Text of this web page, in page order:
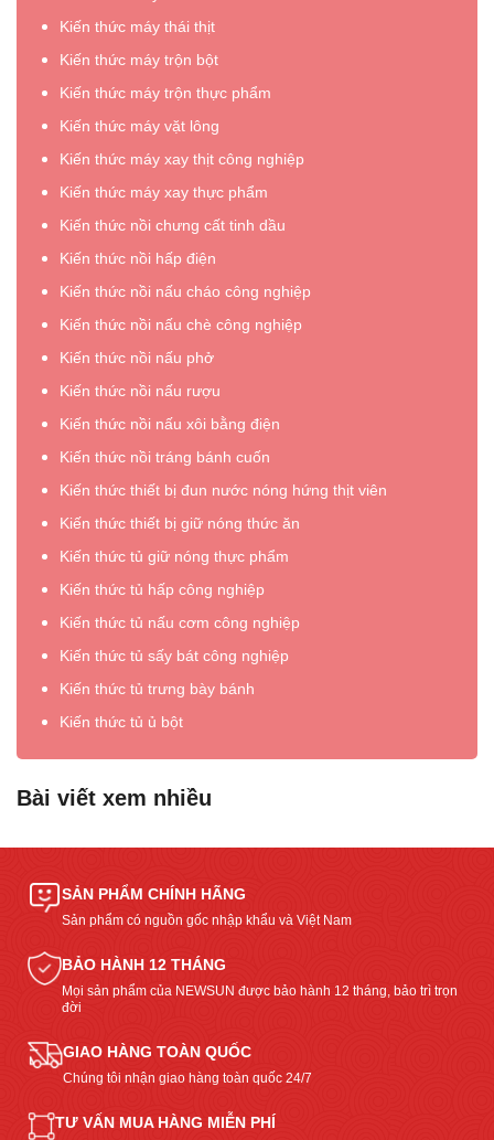
Kiến thức máy thái thịt
Kiến thức máy trộn bột
Kiến thức máy trộn thực phẩm
Kiến thức máy vặt lông
Kiến thức máy xay thịt công nghiệp
Kiến thức máy xay thực phẩm
Kiến thức nồi chưng cất tinh dầu
Kiến thức nồi hấp điện
Kiến thức nồi nấu cháo công nghiệp
Kiến thức nồi nấu chè công nghiệp
Kiến thức nồi nấu phở
Kiến thức nồi nấu rượu
Kiến thức nồi nấu xôi bằng điện
Kiến thức nồi tráng bánh cuốn
Kiến thức thiết bị đun nước nóng hứng thịt viên
Kiến thức thiết bị giữ nóng thức ăn
Kiến thức tủ giữ nóng thực phẩm
Kiến thức tủ hấp công nghiệp
Kiến thức tủ nấu cơm công nghiệp
Kiến thức tủ sấy bát công nghiệp
Kiến thức tủ trưng bày bánh
Kiến thức tủ ủ bột
Bài viết xem nhiều
SẢN PHẨM CHÍNH HÃNG
Sản phẩm có nguồn gốc nhập khẩu và Việt Nam
BẢO HÀNH 12 THÁNG
Mọi sản phẩm của NEWSUN được bảo hành 12 tháng, bảo trì trọn
đời
GIAO HÀNG TOÀN QUỐC
Chúng tôi nhận giao hàng toàn quốc 24/7
TƯ VẤN MUA HÀNG MIỄN PHÍ